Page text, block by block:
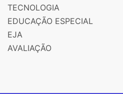
TECNOLOGIA
EDUCAÇÃO ESPECIAL
EJA
AVALIAÇÃO